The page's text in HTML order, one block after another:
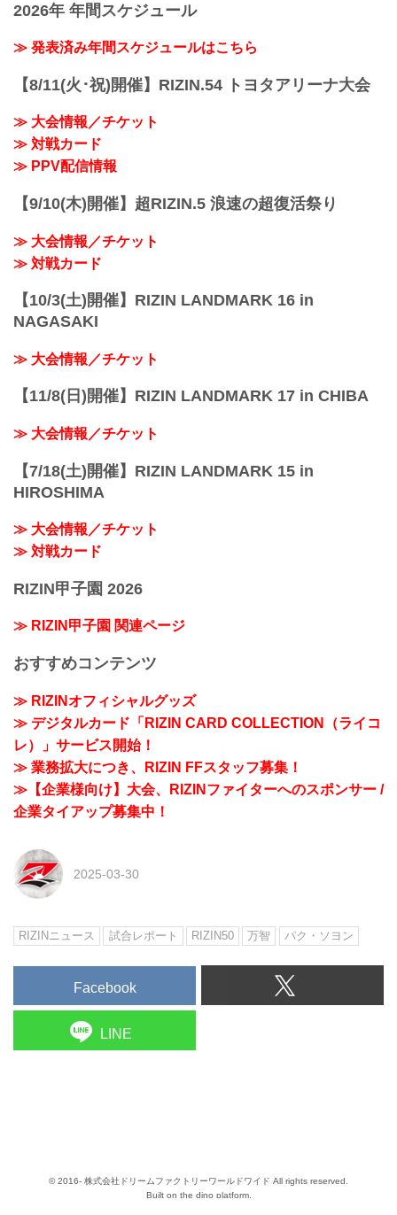
RIZIN.50のご観戦はPPVチケットをお買
さい。
- YouTube
youtu.be
終了予定時間
19:00〜20:00頃
あなぶきアリーナ...
2026年 年間スケジュール
≫ 発表済み年間スケジュールはこちら
【8/11(火･祝)開催】RIZIN.54 トヨタアリーナ大会
≫ 大会情報／チケット
≫ 対戦カード
≫ PPV配信情報
【9/10(木)開催】超RIZIN.5 浪速の超復活祭り
≫ 大会情報／チケット
≫ 対戦カード
【10/3(土)開催】RIZIN LANDMARK 16 in
NAGASAKI
≫ 大会情報／チケット
【11/8(日)開催】RIZIN LANDMARK 17 in CHIBA
≫ 大会情報／チケット
【7/18(土)開催】RIZIN LANDMARK 15 in
HIROSHIMA
≫ 大会情報／チケット
≫ 対戦カード
RIZIN甲子園 2026
≫ RIZIN甲子園 関連ページ
おすすめコンテンツ
≫ RIZINオフィシャルグッズ
≫ デジタルカード「RIZIN CARD COLLECTION（ライコ
レ）」サービス開始！
≫ 業務拡大につき、RIZIN FFスタッフ募集！
≫【企業様向け】大会、RIZINファイターへのスポンサー /
企業タイアップ募集中！
2025-03-30
RIZINニュース 試合レポート RIZIN50 万智 パク・ソヨン
Facebook
LINE
© 2016- 株式会社ドリームファクトリーワールドワイド All rights reserved.
Built on the dino platform.